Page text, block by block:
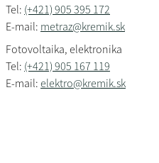
Tel: (+421) 905 395 172
E-mail: metraz@kremik.sk
Fotovoltaika, elektronika
Tel: (+421) 905 167 119
E-mail: elektro@kremik.sk